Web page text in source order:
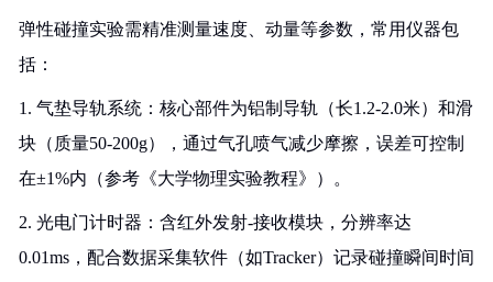
弹性碰撞实验需精准测量速度、动量等参数，常用仪器包
括：
1. 气垫导轨系统：核心部件为铝制导轨（长1.2-2.0米）和滑
块（质量50-200g），通过气孔喷气减少摩擦，误差可控制
在±1%内（参考《大学物理实验教程》）。
2. 光电门计时器：含红外发射-接收模块，分辨率达
0.01ms，配合数据采集软件（如Tracker）记录碰撞瞬间时间